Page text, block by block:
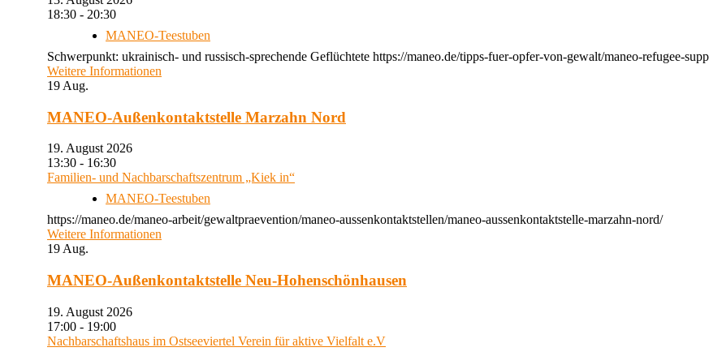
18:30 - 20:30
MANEO-Teestuben
Schwerpunkt: ukrainisch- und russisch-sprechende Geflüchtete https://maneo.de/tipps-fuer-opfer-von-gewalt/maneo-refugee-
Weitere Informationen
19 Aug.
MANEO-Außenkontaktstelle Marzahn Nord
19. August 2026
13:30 - 16:30
Familien- und Nachbarschaftszentrum „Kiek in“
MANEO-Teestuben
https://maneo.de/maneo-arbeit/gewaltpraevention/maneo-aussenkontaktstellen/maneo-aussenkontaktstelle-marzahn-nord/
Weitere Informationen
19Aug.
MANEO-Außenkontaktstelle Neu-Hohenschönhausen
19. August 2026
17:00 - 19:00
Nachbarschaftshaus im Ostseeviertel Verein für aktive Vielfalt e.V